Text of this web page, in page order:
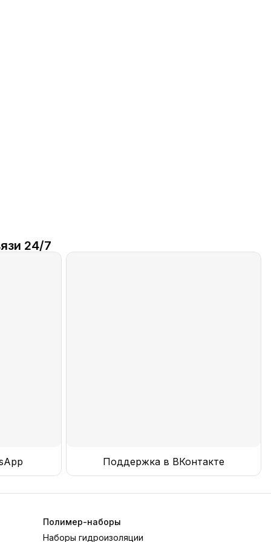
24/7
Поддержка в ВКонтакте
Полимер-наборы
Наборы гидроизоляции